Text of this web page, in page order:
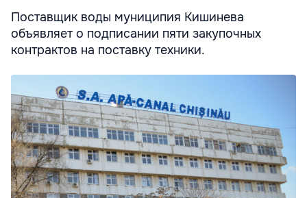
Поставщик воды муниципия Кишинева
объявляет о подписании пяти закупочных
контрактов на поставку техники.